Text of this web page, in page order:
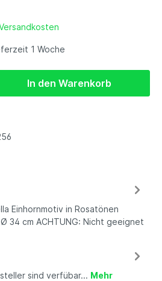
1 Woche
In den Warenkorb
Einhornmotiv in Rosatönen
34 cm ACHTUNG: Nicht geeignet
sind verfübar... Mehr